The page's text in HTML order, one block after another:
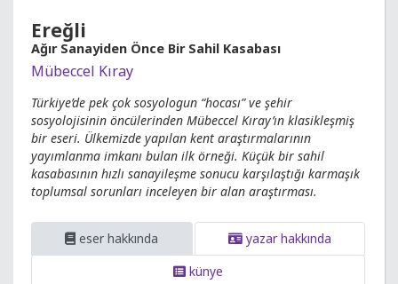
Ereğli
Ağır Sanayiden Önce Bir Sahil Kasabası
Mübeccel Kıray
Türkiye’de pek çok sosyologun “hocası” ve şehir
sosyolojisinin öncülerinden Mübeccel Kıray’ın klasikleşmiş
bir eseri. Ülkemizde yapılan kent araştırmalarının
yayımlanma imkanı bulan ilk örneği. Küçük bir sahil
kasabasının hızlı sanayileşme sonucu karşılaştığı karmaşık
toplumsal sorunları inceleyen bir alan araştırması.
eser hakkında
yazar hakkında
künye